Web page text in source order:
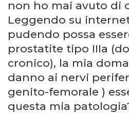
non ho mai avuto di
Leggendo su
pudendo possa
prostatite tipo IIIa
cronico), la mia
danno ai nervi
genito-femorale )
questa mia